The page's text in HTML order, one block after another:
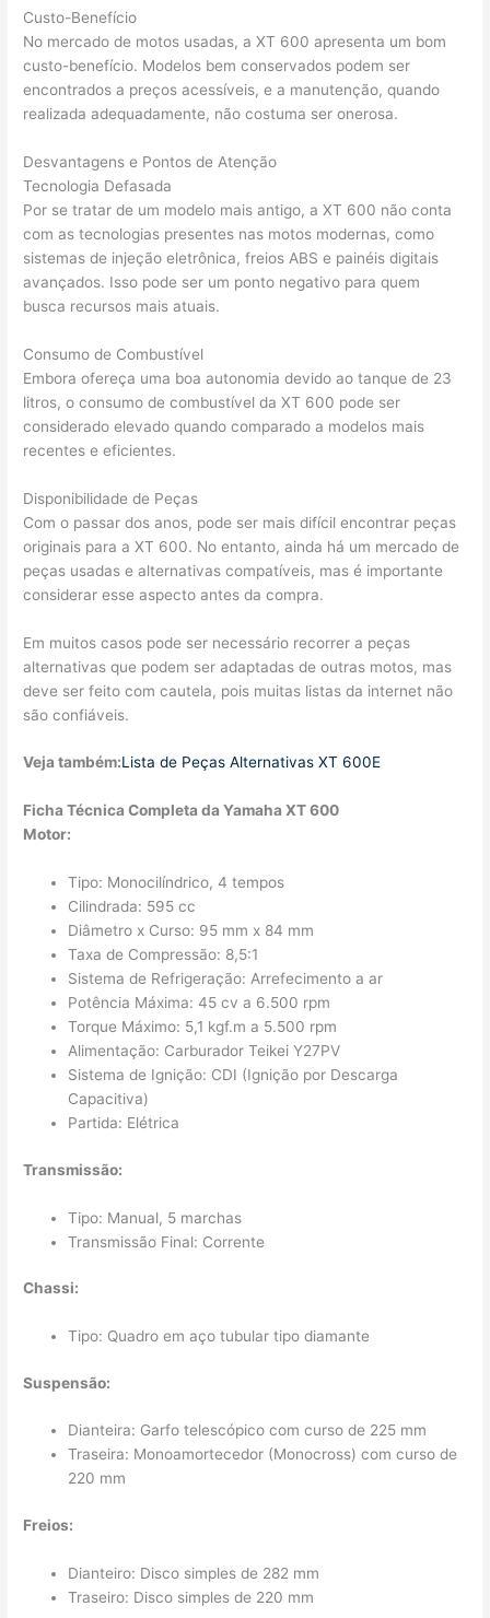
Custo-Benefício
No mercado de motos usadas, a XT 600 apresenta um bom
custo-benefício. Modelos bem conservados podem ser
encontrados a preços acessíveis, e a manutenção, quando
realizada adequadamente, não costuma ser onerosa.
Desvantagens e Pontos de Atenção
Tecnologia Defasada
Por se tratar de um modelo mais antigo, a XT 600 não conta
com as tecnologias presentes nas motos modernas, como
sistemas de injeção eletrônica, freios ABS e painéis digitais
avançados. Isso pode ser um ponto negativo para quem
busca recursos mais atuais.
Consumo de Combustível
Embora ofereça uma boa autonomia devido ao tanque de 23
litros, o consumo de combustível da XT 600 pode ser
considerado elevado quando comparado a modelos mais
recentes e eficientes.
Disponibilidade de Peças
Com o passar dos anos, pode ser mais difícil encontrar peças
originais para a XT 600. No entanto, ainda há um mercado de
peças usadas e alternativas compatíveis, mas é importante
considerar esse aspecto antes da compra.
Em muitos casos pode ser necessário recorrer a peças
alternativas que podem ser adaptadas de outras motos, mas
deve ser feito com cautela, pois muitas listas da internet não
são confiáveis.
Veja também:Lista de Peças Alternativas XT 600E
Ficha Técnica Completa da Yamaha XT 600
Motor:
Tipo: Monocilíndrico, 4 tempos
Cilindrada: 595 cc
Diâmetro x Curso: 95 mm x 84 mm
Taxa de Compressão: 8,5:1
Sistema de Refrigeração: Arrefecimento a ar
Potência Máxima: 45 cv a 6.500 rpm
Torque Máximo: 5,1 kgf.m a 5.500 rpm
Alimentação: Carburador Teikei Y27PV
Sistema de Ignição: CDI (Ignição por Descarga
Capacitiva)
Partida: Elétrica
Transmissão:
Tipo: Manual, 5 marchas
Transmissão Final: Corrente
Chassi:
Tipo: Quadro em aço tubular tipo diamante
Suspensão:
Dianteira: Garfo telescópico com curso de 225 mm
Traseira: Monoamortecedor (Monocross) com curso de
220 mm
Freios:
Dianteiro: Disco simples de 282 mm
Traseiro: Disco simples de 220 mm